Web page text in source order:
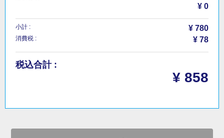
¥ 0
小計 : ¥ 780
消費税 : ¥ 78
税込合計 :
¥ 858